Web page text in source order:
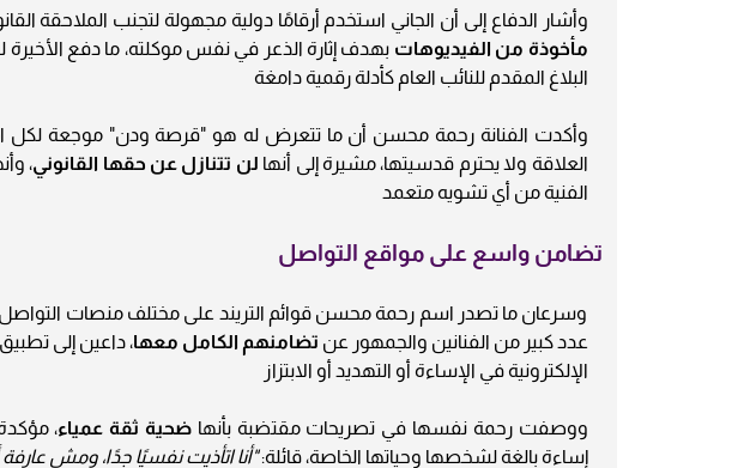
وأشار الدفاع إلى أن الجاني استخدم أرقامًا دولية مجهولة لتجنب الملاحقة
مأخوذة من الفيديوهات بهدف إثارة الذعر في نفس موكلته، ما دفع
البلاغ المقدم للنائب العام كأدلة رقمية دامغة
وأكدت الفنانة رحمة محسن أن ما تتعرض له هو "قرصة ودن" موجعة لكل
العلاقة ولا يحترم قدسيتها، مشيرة إلى أنها لن تتنازل عن حقها القانوني،
الفنية من أي تشويه متعمد
تضامن واسع على مواقع التواصل
وسرعان ما تصدر اسم رحمة محسن قوائم التريند على مختلف منصات التواصل
عدد كبير من الفنانين والجمهور عن تضامنهم الكامل معها، داعين إلى
الإلكترونية في الإساءة أو التهديد أو الابتزاز
ووصفت رحمة نفسها في تصريحات مقتضبة بأنها ضحية ثقة عمياء،
إساءة بالغة لشخصها وحياتها الخاصة، قائلة:"أنا اتأذيت نفسيًا جدًا، ومش